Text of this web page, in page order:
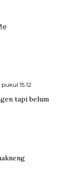
15.12
tapi belum